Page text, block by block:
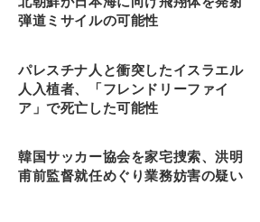
弾道ミサイルの可能性
パレスチナ人と衝突したイスラエル
人入植者、「フレンドリーファイ
ア」で死亡した可能性
韓国サッカー協会を家宅捜索、洪明
甫前監督就任めぐり業務妨害の疑い